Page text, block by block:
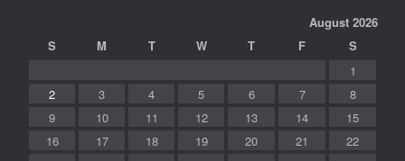
August 2026
S
M T W T F
S
1
2
3 4 5 6 7
8
9
10 11 12 13 14
15
16
17 18 19 20 21
22